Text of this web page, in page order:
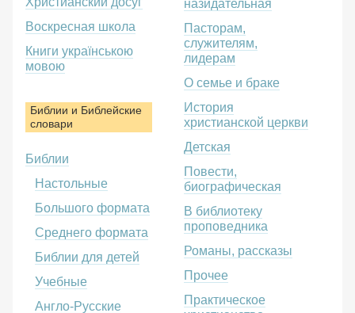
Воскресная школа
Книги українською
мовою
Библии и Библейские
словари
Библии
Настольные
Большого формата
Среднего формата
Библии для детей
Учебные
Англо-Русские
назидательная
Пасторам,
служителям,
лидерам
О семье и браке
История
христианской церкви
Детская
Повести,
биографическая
В библиотеку
проповедника
Романы, рассказы
Прочее
Практическое